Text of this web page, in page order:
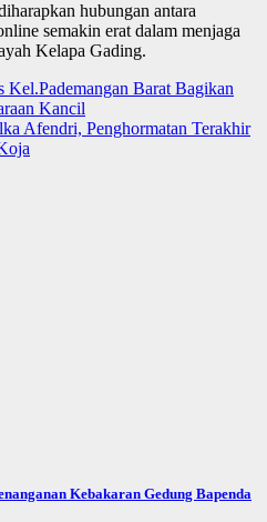
hubungan antara
semakin erat dalam menjaga
Kelapa Gading.
Barat Bagikan
Kancil
Afendri, Penghormatan Terakhir
Kebakaran Gedung Bapenda